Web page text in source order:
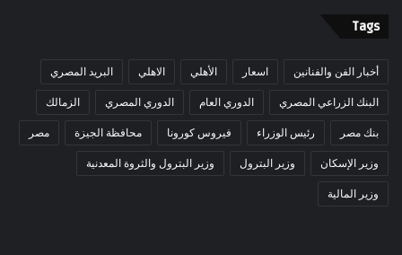
Tags
أخبار الفن والفنانين اسعار الأهلي الاهلي البريد المصري
البنك الزراعي المصري الدوري العام الدوري المصري الزمالك
بنك مصر رئيس الوزراء فيروس كورونا محافظة الجيزة مصر
وزير الإسكان وزير البترول وزير البترول والثروة المعدنية
وزير المالية